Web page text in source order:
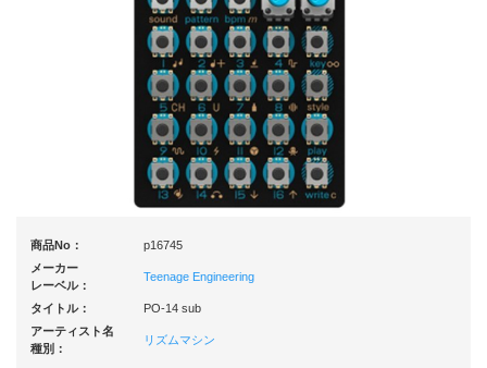
商品No：
p16745
メーカー
レーベル：
Teenage Engineering
タイトル：
PO-14 sub
アーティスト名
種別：
リズムマシン